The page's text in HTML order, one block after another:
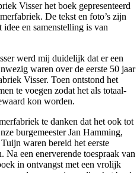
Visser het boek gepresenteerd
De tekst en foto’s zijn
en samenstelling is van
werd mij duidelijk dat er een
waren over de eerste 50 jaar
Visser. Toen ontstond het
te voegen zodat het als totaal-
kon worden.
te danken dat het ook tot
burgemeester Jan Hamming,
waren bereid het eerste
Na een enerverende toespraak van
in ontvangst met een vrolijk